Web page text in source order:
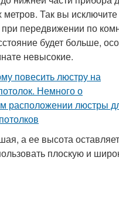
Так вы исключите
при передвижении по
будет больше,
невысокие.
а ее высота
плоскую и